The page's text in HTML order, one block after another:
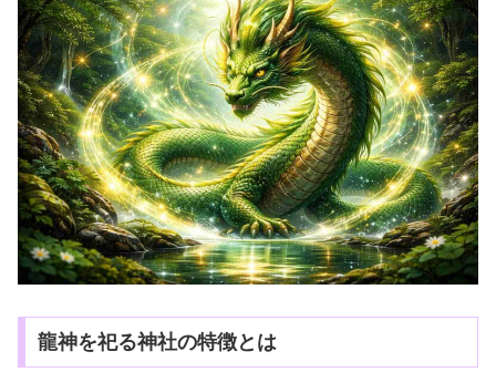
龍神を祀る神社の特徴とは